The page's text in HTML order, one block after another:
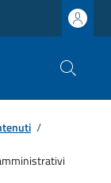
/